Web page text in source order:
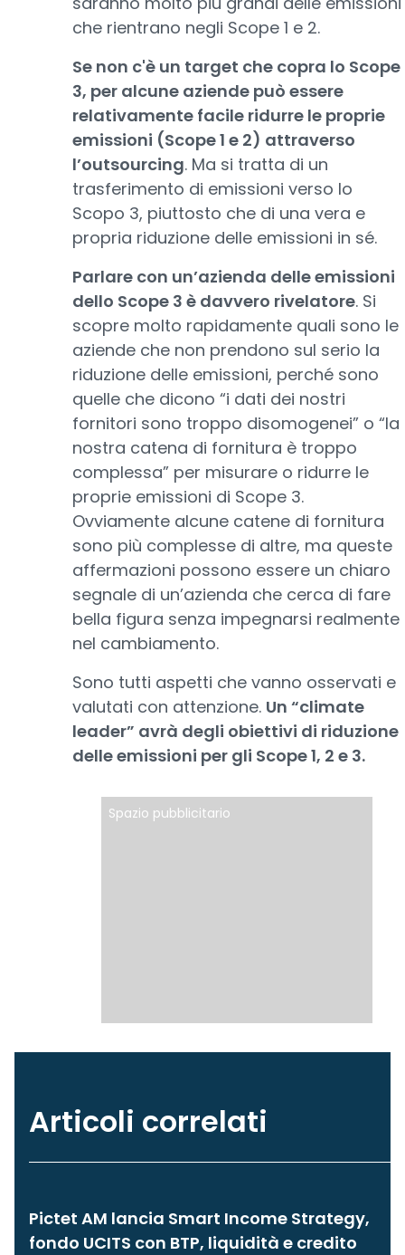
che rientrano negli Scope 1 e 2.
Se non c'è un target che copra lo Scope
3, per alcune aziende può essere
relativamente facile ridurre le proprie
emissioni (Scope 1 e 2) attraverso
l’outsourcing. Ma si tratta di un
trasferimento di emissioni verso lo
Scopo 3, piuttosto che di una vera e
propria riduzione delle emissioni in sé.
Parlare con un’azienda delle emissioni
dello Scope 3 è davvero rivelatore. Si
scopre molto rapidamente quali sono le
aziende che non prendono sul serio la
riduzione delle emissioni, perché sono
quelle che dicono “i dati dei nostri
fornitori sono troppo disomogenei” o “la
nostra catena di fornitura è troppo
complessa” per misurare o ridurre le
proprie emissioni di Scope 3.
Ovviamente alcune catene di fornitura
sono più complesse di altre, ma queste
affermazioni possono essere un chiaro
segnale di un’azienda che cerca di fare
bella figura senza impegnarsi realmente
nel cambiamento.
Sono tutti aspetti che vanno osservati e
valutati con attenzione. Un “climate
leader” avrà degli obiettivi di riduzione
delle emissioni per gli Scope 1, 2 e 3.
Spazio pubblicitario
Articoli correlati
Pictet AM lancia Smart Income Strategy,
fondo UCITS con BTP, liquidità e credito